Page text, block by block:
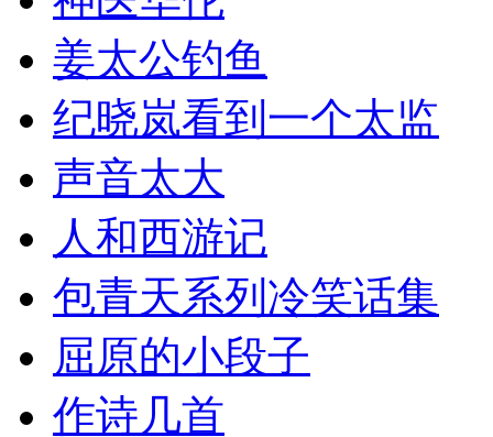
姜太公钓鱼
纪晓岚看到一个太监
声音太大
人和西游记
包青天系列冷笑话集
屈原的小段子
作诗几首